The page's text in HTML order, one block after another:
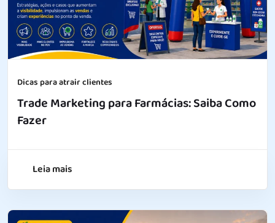
Dicas para atrair clientes
Trade Marketing para Farmácias: Saiba Como
Fazer
Leia mais